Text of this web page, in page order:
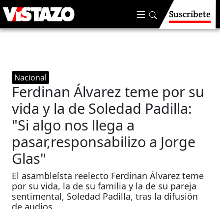
Suscríbete
Nacional
Ferdinan Álvarez teme por su
vida y la de Soledad Padilla:
"Si algo nos llega a
pasar,responsabilizo a Jorge
Glas"
El asambleísta reelecto Ferdinan Álvarez teme
por su vida, la de su familia y la de su pareja
sentimental, Soledad Padilla, tras la difusión
de audios.